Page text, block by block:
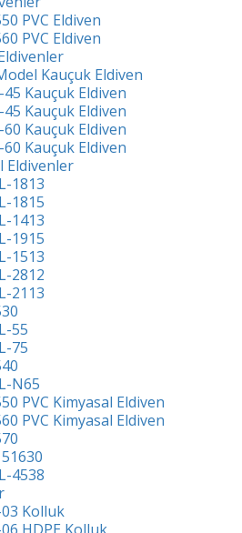
PVC Eldiven
PVC Eldiven
Kauçuk Eldiven
45 Kauçuk Eldiven
45 Kauçuk Eldiven
60 Kauçuk Eldiven
60 Kauçuk Eldiven
Eldivenler
1813
1815
1413
1915
1513
2812
2113
55
75
N65
PVC Kimyasal Eldiven
PVC Kimyasal Eldiven
4538
Kolluk